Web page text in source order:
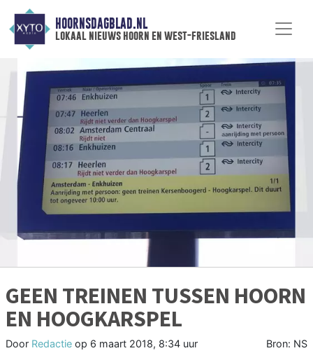
HOORNSDAGBLAD.NL
lokaal nieuws hoorn en west-friesland
GEEN TREINEN TUSSEN HOORN
EN HOOGKARSPEL
Door Redactie op 6 maart 2018, 8:34 uur Bron: NS